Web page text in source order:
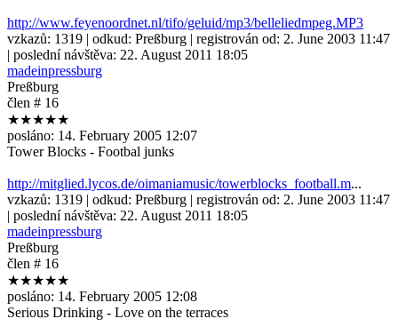
http://www.feyenoordnet.nl/tifo/geluid/mp3/belleliedmpeg.MP3
vzkazů: 1319 | odkud: Preßburg | registrován od: 2. June 2003 11:47
| poslední návštěva: 22. August 2011 18:05
madeinpressburg
Preßburg
člen # 16
★★★★★
posláno: 14. February 2005 12:07
Tower Blocks - Footbal junks
http://mitglied.lycos.de/oimaniamusic/towerblocks_football.m...
vzkazů: 1319 | odkud: Preßburg | registrován od: 2. June 2003 11:47
| poslední návštěva: 22. August 2011 18:05
madeinpressburg
Preßburg
člen # 16
★★★★★
posláno: 14. February 2005 12:08
Serious Drinking - Love on the terraces